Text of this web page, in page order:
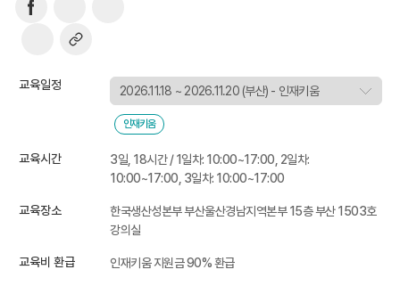
교육일정
인재키움
교육시간
3일, 18시간 / 1일차: 10:00~17:00, 2일차:
10:00~17:00, 3일차: 10:00~17:00
교육장소
한국생산성본부 부산울산경남지역본부 15층 부산 1503호
강의실
교육비 환급 인재키움 지원금 90% 환급